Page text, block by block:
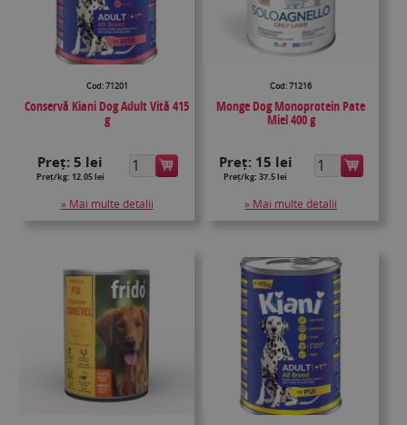
Cod: 71201
Conservă Kiani Dog Adult Vită 415
g
Preț:5 lei
Preț/kg: 12.05 lei
» Mai multe detalii
Cod: 71216
Monge Dog Monoprotein Pate
Miel 400 g
Preț: 15 lei
Preț/kg: 37.5 lei
» Mai multe detalii